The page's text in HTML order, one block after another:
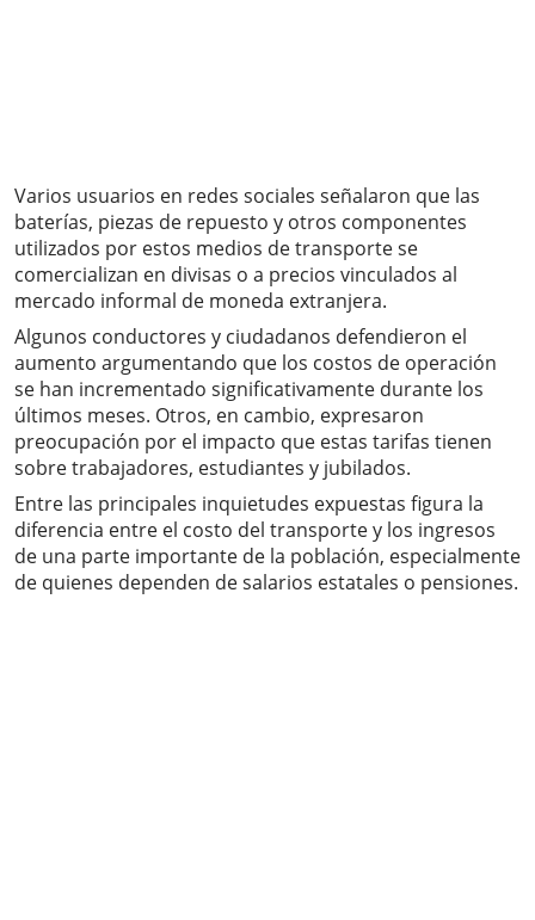
Varios usuarios en redes sociales señalaron que las
baterías, piezas de repuesto y otros componentes
utilizados por estos medios de transporte se
comercializan en divisas o a precios vinculados al
mercado informal de moneda extranjera.
Algunos conductores y ciudadanos defendieron el
aumento argumentando que los costos de operación
se han incrementado significativamente durante los
últimos meses. Otros, en cambio, expresaron
preocupación por el impacto que estas tarifas tienen
sobre trabajadores, estudiantes y jubilados.
Entre las principales inquietudes expuestas figura la
diferencia entre el costo del transporte y los ingresos
de una parte importante de la población, especialmente
de quienes dependen de salarios estatales o pensiones.